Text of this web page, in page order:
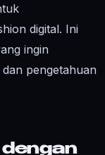
digital. Ini
ingin
pengetahuan